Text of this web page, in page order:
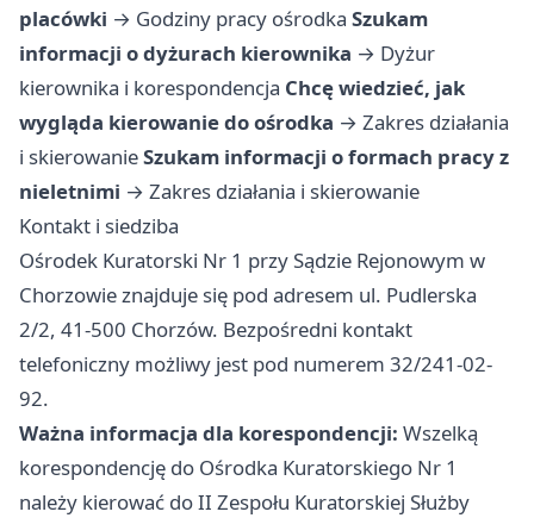
placówki → Godziny pracy ośrodka Szukam
informacji o dyżurach kierownika → Dyżur
kierownika i korespondencja Chcę wiedzieć, jak
wygląda kierowanie do ośrodka → Zakres działania
i skierowanieSzukam informacji o formach pracy z
nieletnimi → Zakres działania i skierowanie
Kontakt i siedziba
Ośrodek Kuratorski Nr 1 przy Sądzie Rejonowym w
Chorzowie znajduje się pod adresem ul. Pudlerska
2/2, 41-500 Chorzów. Bezpośredni kontakt
telefoniczny możliwy jest pod numerem 32/241-02-
92.
Ważna informacja dla korespondencji: Wszelką
korespondencję do Ośrodka Kuratorskiego Nr 1
należy kierować do II Zespołu Kuratorskiej Służby